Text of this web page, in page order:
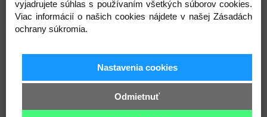
Detail Detail
Novinka Top produkt
vyjadrujete súhlas s používaním všetkých súborov cookies.
Viac informácií o našich cookies nájdete v našej Zásadách
ochrany súkromia.
Nastavenia cookies
Odmietnuť